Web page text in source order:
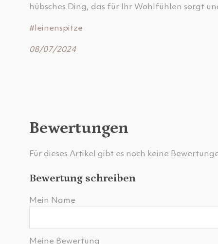
hübsches Ding, das für Ihr Wohlfühlen sorgt
#leinenspitze
08/07/2024
Bewertungen
Für dieses Artikel gibt es noch keine
Bewertung schreiben
Mein Name
Meine Bewertung